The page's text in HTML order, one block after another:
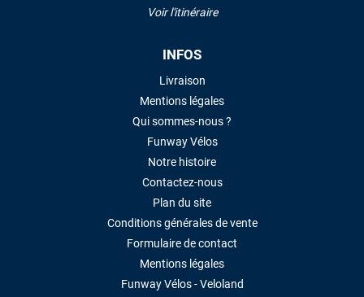
Voir l'itinéraire
INFOS
Livraison
Mentions légales
Qui sommes-nous ?
Funway Vélos
Notre histoire
Contactez-nous
Plan du site
Conditions générales de vente
Formulaire de contact
Mentions légales
Funway Vélos - Veloland